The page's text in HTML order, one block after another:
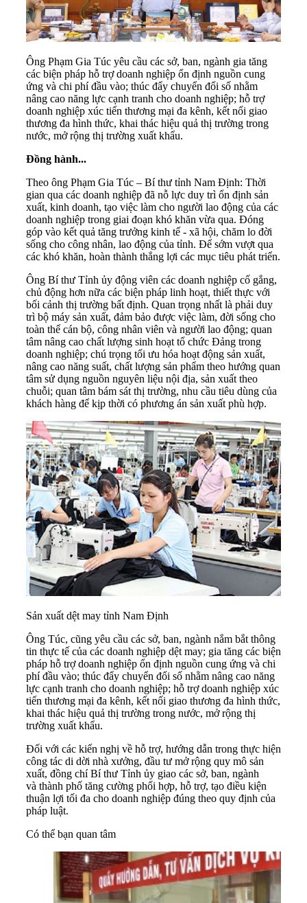
Ông Phạm Gia Túc yêu cầu các sở, ban, ngành gia tăng
các biện pháp hỗ trợ doanh nghiệp ổn định nguồn cung
ứng và chi phí đầu vào; thúc đẩy chuyển đổi số nhằm
nâng cao năng lực cạnh tranh cho doanh nghiệp; hỗ trợ
doanh nghiệp xúc tiến thương mại đa kênh, kết nối giao
thương đa hình thức, khai thác hiệu quả thị trường trong
nước, mở rộng thị trường xuất khẩu.
Đồng hành...
Theo ông Phạm Gia Túc – Bí thư tỉnh Nam Định: Thời
gian qua các doanh nghiệp đã nỗ lực duy trì ổn định sản
xuất, kinh doanh, tạo việc làm cho người lao động của các
doanh nghiệp trong giai đoạn khó khăn vừa qua. Đóng
góp vào kết quả tăng trưởng kinh tế - xã hội, chăm lo đời
sống cho công nhân, lao động của tỉnh. Để sớm vượt qua
các khó khăn, hoàn thành thắng lợi các mục tiêu phát triển.
Ông Bí thư Tỉnh ủy động viên các doanh nghiệp cố gắng,
chủ động hơn nữa các biện pháp linh hoạt, thiết thực với
bối cảnh thị trường bất định. Quan trọng nhất là phải duy
trì bộ máy sản xuất, đảm bảo được việc làm, đời sống cho
toàn thể cán bộ, công nhân viên và người lao động; quan
tâm nâng cao chất lượng sinh hoạt tổ chức Đảng trong
doanh nghiệp; chú trọng tối ưu hóa hoạt động sản xuất,
nâng cao năng suất, chất lượng sản phẩm theo hướng quan
tâm sử dụng nguồn nguyên liệu nội địa, sản xuất theo
chuỗi; quan tâm bám sát thị trường, nhu cầu tiêu dùng của
khách hàng để kịp thời có phương án sản xuất phù hợp.
Sản xuất dệt may tỉnh Nam Định
Ông Túc, cũng yêu cầu các sở, ban, ngành nắm bắt thông
tin thực tế của các doanh nghiệp dệt may; gia tăng các biện
pháp hỗ trợ doanh nghiệp ổn định nguồn cung ứng và chi
phí đầu vào; thúc đẩy chuyển đổi số nhằm nâng cao năng
lực cạnh tranh cho doanh nghiệp; hỗ trợ doanh nghiệp xúc
tiến thương mại đa kênh, kết nối giao thương đa hình thức,
khai thác hiệu quả thị trường trong nước, mở rộng thị
trường xuất khẩu.
Đối với các kiến nghị về hỗ trợ, hướng dẫn trong thực hiện
công tác di dời nhà xưởng, đầu tư mở rộng quy mô sản
xuất, đồng chí Bí thư Tỉnh ủy giao các sở, ban, ngành
và thành phố tăng cường phối hợp, hỗ trợ, tạo điều kiện
thuận lợi tối đa cho doanh nghiệp đúng theo quy định của
pháp luật.
Có thể bạn quan tâm